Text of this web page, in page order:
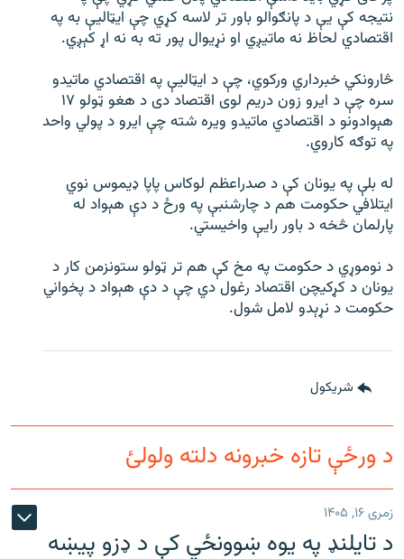
Azadi English
راسره ملګري شئ
د ازادې اروپا/ ازادي راډيو ټولې پاڼې
نتیجه کې یې د پانګوالو باور تر لاسه کړي چې ایټاليې به په
اقتصادي لحاظ نه ماتیږي او نړیوال پور ته به نه اړ کېږي.
څارونکي خبرداري ورکوي، چې د ایټاليې په اقتصادي ماتیدو
سره چې د ایرو زون دریم لوی اقتصاد دی د هغو ټولو ۱۷
هېوادونو د اقتصادي ماتیدو ویره شته چې ایرو د پولي واحد
په توګه کاروي.
له بلې په یونان کې د صدراعظم لوکاس پاپا ډیموس نوي
ایتلافي حکومت هم د چارشنبې په ورځ د دې هېواد له
پارلمان څخه د باور رايې واخیستي.
د نوموړي د حکومت په مخ کې هم تر ټولو ستونزمن کار د
یونان د کړکیچن اقتصاد رغول دي چې د دې هېواد د پخواني
حکومت د نړېدو لامل شول.
شريکول
د ورځې تازه خبرونه دلته ولولئ
زمری ۱۶, ۱۴۰۵
د تایلنډ په یوه ښوونځي کې د ډزو پیښه